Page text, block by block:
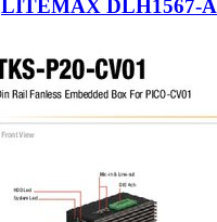
LITEMAX DLH1567-